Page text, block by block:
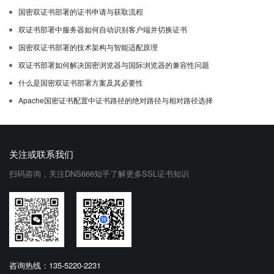
国密双证书部署的证书申请与获取流程
双证书部署中服务器如何自动识别客户端并切换证书
国密双证书部署的技术架构与智能适配原理
双证书部署如何解决国密浏览器与国际浏览器的兼容性问题
什么是国密双证书部署方案及其必要性
Apache国密证书配置中证书路径的绝对路径与相对路径选择
关注或联系我们
扫码咨询，关注DNS666知乎了解更多SSL证书知识
咨询热线：135-5220-2231